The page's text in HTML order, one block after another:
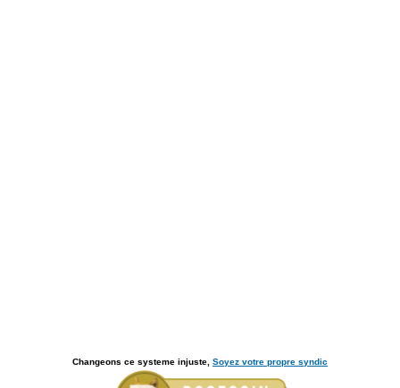
Changeons ce systeme injuste, Soyez votre propre syndic